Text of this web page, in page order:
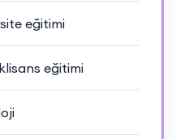
eğitimi
eğitimi